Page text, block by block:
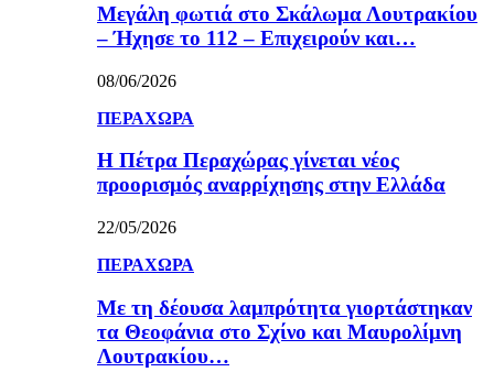
Μεγάλη φωτιά στο Σκάλωμα Λουτρακίου
– Ήχησε το 112 – Επιχειρούν και…
08/06/2026
ΠΕΡΑΧΩΡΑ
Η Πέτρα Περαχώρας γίνεται νέος
προορισμός αναρρίχησης στην Ελλάδα
22/05/2026
ΠΕΡΑΧΩΡΑ
Με τη δέουσα λαμπρότητα γιορτάστηκαν
τα Θεοφάνια στο Σχίνο και Μαυρολίμνη
Λουτρακίου…